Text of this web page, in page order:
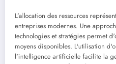
L'allocation des ressources
entreprises modernes. Une
technologies et stratégies permet
moyens disponibles. L'utilisation
l'intelligence artificielle facilite la